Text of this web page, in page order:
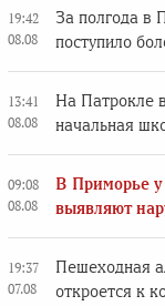
19:42
08.08
За полгода в
поступило
13:41
08.08
На Патрокле
начальная
09:08
08.08
В Приморье у
выявляют
19:37
07.08
Пешеходная
откроется к